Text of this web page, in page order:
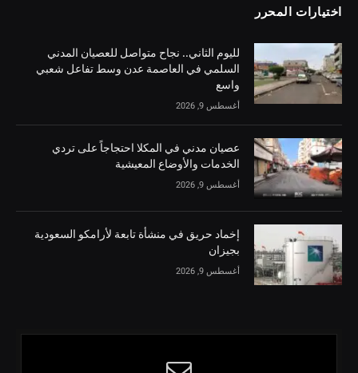
اختيارات المحرر
لليوم الثاني.. نجاح متواصل للعصيان المدني
السلمي في العاصمة عدن وسط تفاعل شعبي
واسع
أغسطس 9, 2026
عصيان مدني في المكلا احتجاجاً على تردي
الخدمات والأوضاع المعيشية
أغسطس 9, 2026
إخماد حريق في منشأة تابعة لأرامكو السعودية
بجيزان
أغسطس 9, 2026